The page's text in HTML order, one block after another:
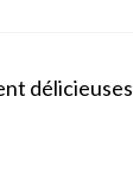
délicieuses